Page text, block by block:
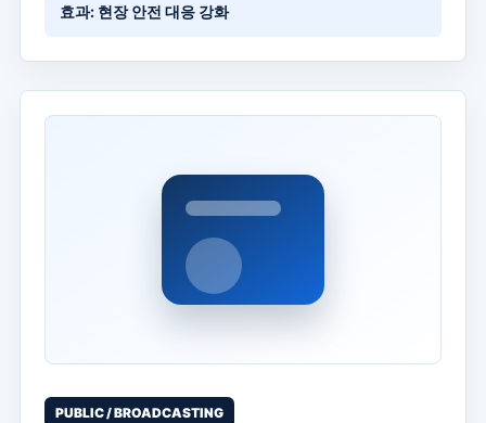
효과: 현장 안전 대응 강화
PUBLIC / BROADCASTING